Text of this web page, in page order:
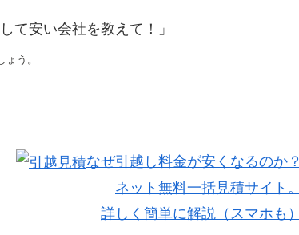
て安い会社を教えて！」
う。
なぜ引越し料金が安くなるのか？
ネット無料一括見積サイト。
詳しく簡単に解説（スマホも）